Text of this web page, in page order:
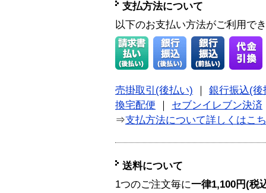
支払方法について
以下のお支払い方法がご利用で
売掛取引(後払い)
銀行振込(後
換宅配便
セブンイレブン決済
⇒支払方法について詳しくはこ
送料について
1つのご注文毎に一律1,100円(税